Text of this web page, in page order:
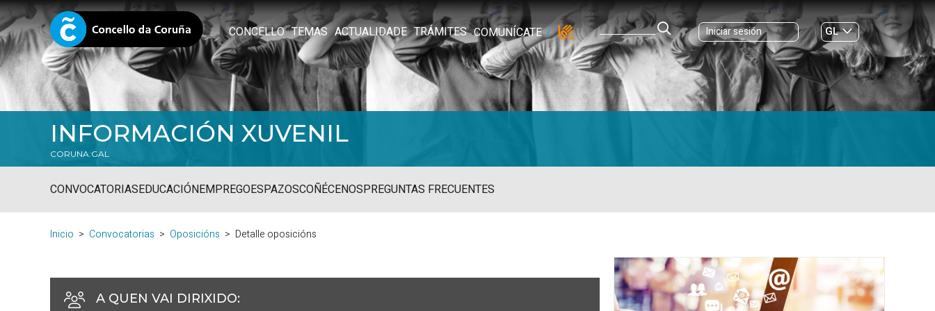
CONCELLO TEMAS ACTUALIDADE TRÁMITES COMUNÍCATE Iniciar sesión
GL
ES|
INFORMACIÓN XUVENIL
CORUNA.GAL
CONVOCATORIASEDUCACIÓNEMPREGOESPAZOSCOÑÉCENOSPREGUNTAS FRECUENTES
Inicio Convocatorias Oposicións Detalle oposicións
A QUEN VAI DIRIXIDO: